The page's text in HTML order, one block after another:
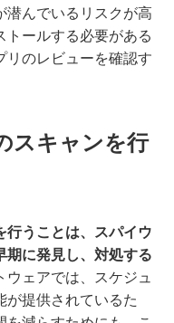
潜んでいるリスクが高
トールする必要がある
リのレビューを確認す
スキャンを行
行うことは、スパイウ
期に発見し、対処する
ウェアでは、スケジュ
が提供されているた